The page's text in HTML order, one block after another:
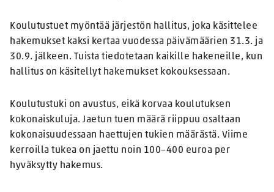
Koulutustuet myöntää järjestön hallitus, joka käsittelee
hakemukset kaksi kertaa vuodessa päivämäärien 31.3. ja
30.9. jälkeen. Tuista tiedotetaan kaikille hakeneille, kun
hallitus on käsitellyt hakemukset kokouksessaan.
Koulutustuki on avustus, eikä korvaa koulutuksen
kokonaiskuluja. Jaetun tuen määrä riippuu osaltaan
kokonaisuudessaan haettujen tukien määrästä. Viime
kerroilla tukea on jaettu noin 100–400 euroa per
hyväksytty hakemus.